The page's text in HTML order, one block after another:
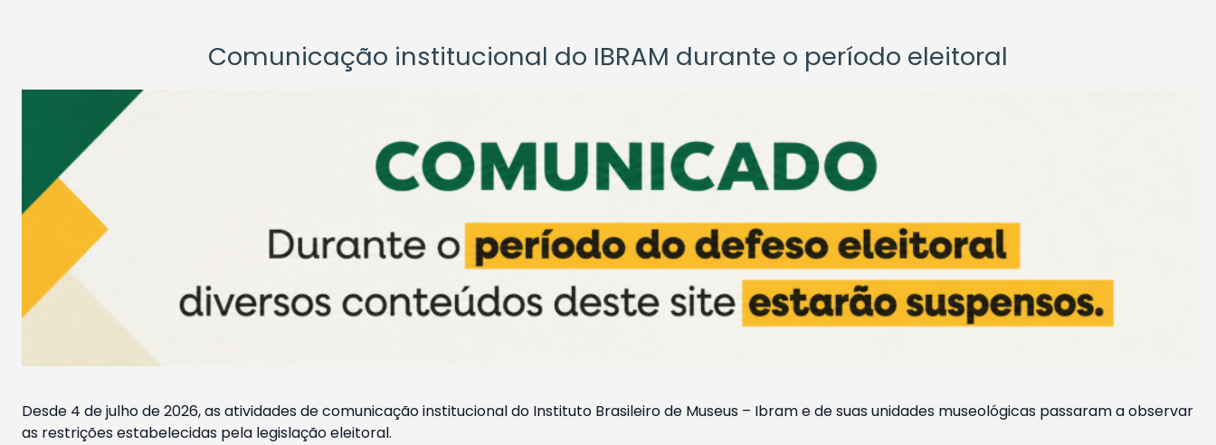
Comunicação institucional do IBRAM durante o período eleitoral
Desde 4 de julho de 2026, as atividades de comunicação institucional do Instituto Brasileiro de Museus – Ibram e de suas unidades museológicas passaram a observar
as restrições estabelecidas pela legislação eleitoral.